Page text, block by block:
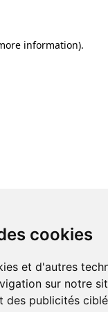
cookies
et d'autres
sur notre
des publicités
information).